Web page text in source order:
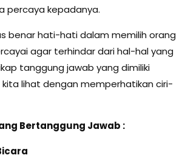
percaya kepadanya.
benar hati-hati dalam memilih orang
agar terhindar dari hal-hal yang
tanggung jawab yang dimiliki
lihat dengan memperhatikan ciri-
Bertanggung Jawab :